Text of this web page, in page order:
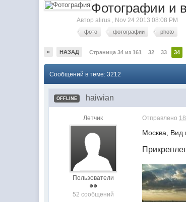
Фотографии и
Авторalirus , Nov 24 2013 08:08 PM
фото фотографии photo
« НАЗАД Страница 34 из 161 32 33 34
Сообщений в теме: 3212
OFFLINE haiwian
Летчик
Пользователи
52 сообщений
Отправлено
Москва, Вид